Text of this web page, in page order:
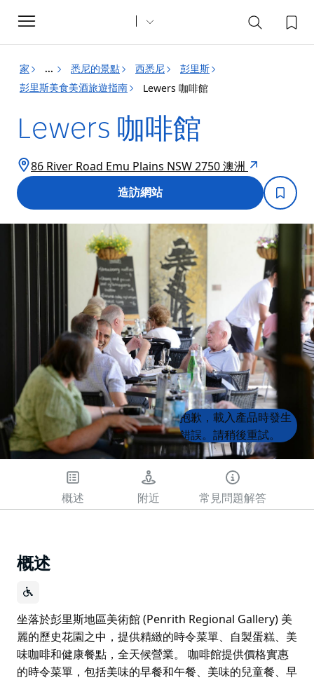
Toggle
navigation
家 ... 悉尼的景點 西悉尼
彭里斯
彭里斯美食美酒旅遊指南
Lewers 咖啡館
Lewers 咖啡館
86 River Road Emu Plains NSW 2750 澳洲
造訪網站
Product
List
Product
List
抱歉，載入產品時發生
錯誤。請稍後重試。
概述 附近 常見問題解答
概述
坐落於彭里斯地區美術館 (Penrith Regional Gallery) 美
麗的歷史花園之中，提供精緻的時令菜單、自製蛋糕、美
味咖啡和健康餐點，全天候營業。 咖啡館提供價格實惠
的時令菜單，包括美味的早餐和午餐、美味的兒童餐、早